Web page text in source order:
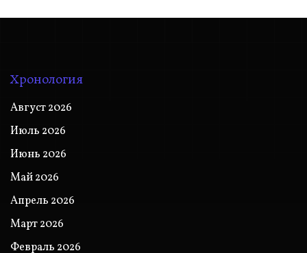
Хронология
Август 2026
Июль 2026
Июнь 2026
Май 2026
Апрель 2026
Март 2026
Февраль 2026